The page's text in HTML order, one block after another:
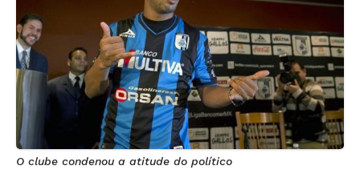
O clube condenou a atitude do político